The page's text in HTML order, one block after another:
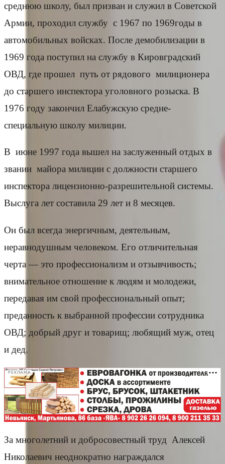
среднюю школу, был призван и служил в Советской
Армии, проходил службу с 1967 по 1969годы в
автомобильных войсках. После демобилизации в
1969 года поступил на службу в Кировградский
ОВД, где прошел путь от рядового милиционера
до старшего инспектора уголовного розыска. В
1976 году закончил Елабужскую средне-
специальную школу милиции.
В июне 1997 года вышел на заслуженный отдых в
звании майора милиции с должности старшего
инспектора лицензионно-разрешительной системы.
Выслуга лет составила 29 лет и 8 месяцев.
Он был всегда энергичным, деятельным,
неравнодушным человеком. Его отличительная
черта — это профессионализм и отзывчивость;
внимательное отношение к людям и молодежи,
передавая им свой профессиональный опыт;
преданность к выбранной профессии сотрудника
ОВД; добрый друг и товарищ; любящий муж, отец
и дед.
РЕКЛАМА
За многолетний и добросовестный труд Алексей
Николаевич неоднократно награждался